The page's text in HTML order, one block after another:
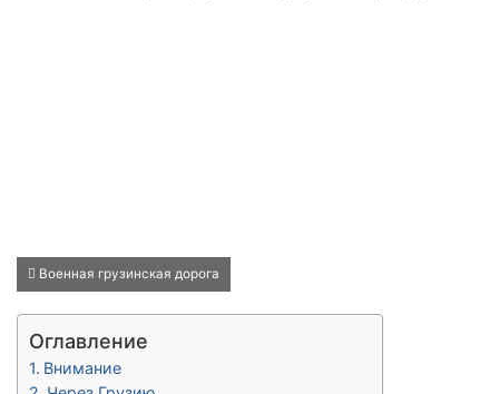
Военная грузинская дорога
Оглавление
Внимание